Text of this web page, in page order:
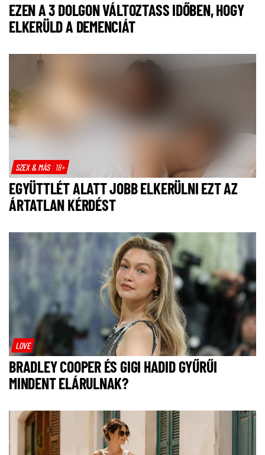
EZEN A 3 DOLGON VÁLTOZTASS IDŐBEN, HOGY
ELKERÜLD A DEMENCIÁT
SZEX & MÁS 18+
EGYÜTTLÉT ALATT JOBB ELKERÜLNI EZT AZ
ÁRTATLAN KÉRDÉST
LOVE
BRADLEY COOPER ÉS GIGI HADID GYŰRŰI
MINDENT ELÁRULNAK?